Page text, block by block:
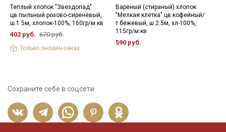
Теплый хлопок "Звездопад"
цв.пыльный розово-сиреневый,
ш.1.5м, хлопок-100%, 160гр/м.кв
402 руб. 670 руб.
Только онлайн-заказ
Вареный (стираный) хлопок
"Мелкая клетка" цв.кофейный/
т.бежевый, ш.2.5м, хл-100%,
115гр/м.кв
590 руб.
Сохраните себе в соцсети